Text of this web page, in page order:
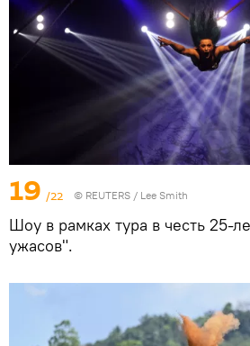
19 /22 © REUTERS / Lee Smith
Шоу в рамках тура в честь 25-
ужасов".